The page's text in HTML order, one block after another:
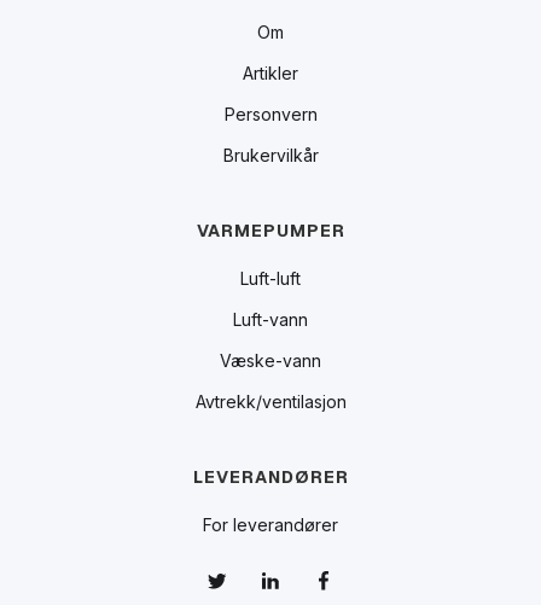
Om
Artikler
Personvern
Brukervilkår
VARMEPUMPER
Luft-luft
Luft-vann
Væske-vann
Avtrekk/ventilasjon
LEVERANDØRER
For leverandører